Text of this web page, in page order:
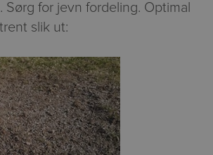
Sørg for jevn fordeling. Optimal
slik ut: